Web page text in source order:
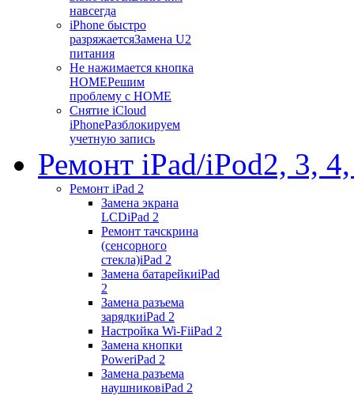
навсегда
iPhone быстро
разряжаетсяЗамена U2
питания
Не нажимается кнопка
HOMEРешим
проблему с HOME
Снятие iCloud
iPhoneРазблокируем
учетную запись
Ремонт iPad/iPod2, 3,
Ремонт iPad 2
Замена экрана
LCDiPad 2
Ремонт тачскрина
(сенсорного
стекла)iPad 2
Замена батарейкиiPad
2
Замена разъема
зарядкиiPad 2
Настройка Wi-FiiPad 2
Замена кнопки
PoweriPad 2
Замена разъема
наушниковiPad 2